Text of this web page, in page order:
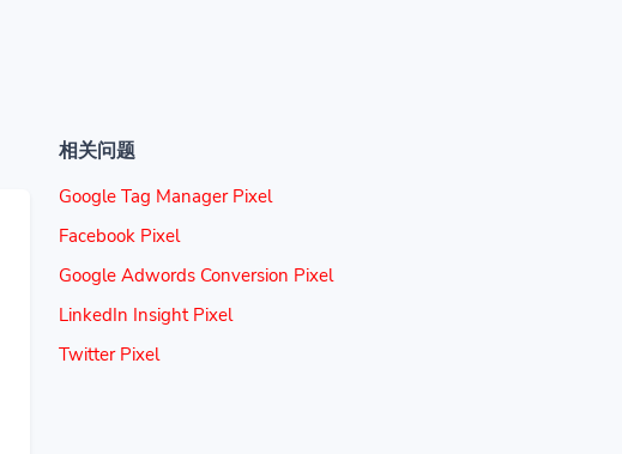
相关问题
Google Tag Manager Pixel
Facebook Pixel
Google Adwords Conversion Pixel
LinkedIn Insight Pixel
Twitter Pixel